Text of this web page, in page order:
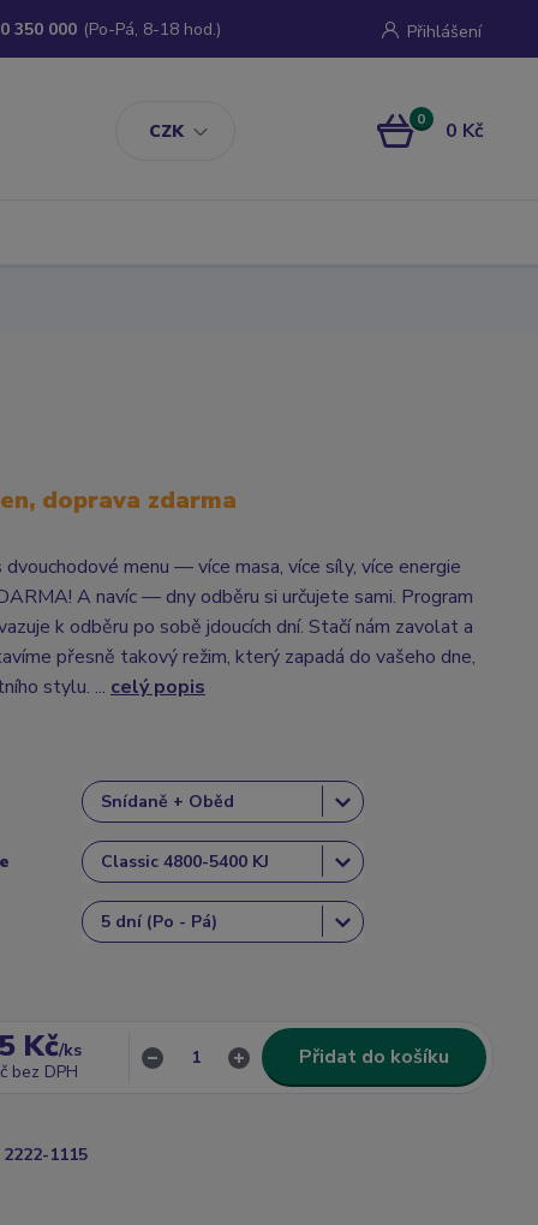
CZK
Přihlášení
350 000 (Po-Pá, 8-18 hod.)
0 0 Kč
doprava zdarma
menu — více masa, více síly, více energie
A navíc — dny odběru si určujete sami. Program
k odběru po sobě jdoucích dní. Stačí nám zavolat a
přesně takový režim, který zapadá do vašeho dne,
stylu. ... celý popis
Kč/ks
bez DPH
Přidat do košíku
2222-1115